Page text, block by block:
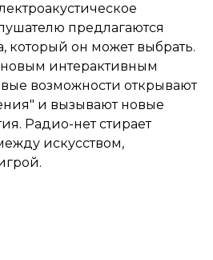
предлагаются
который он может выбрать.
интерактивным
возможности открывают
и вызывают новые
Радио-нет стирает
искусством,